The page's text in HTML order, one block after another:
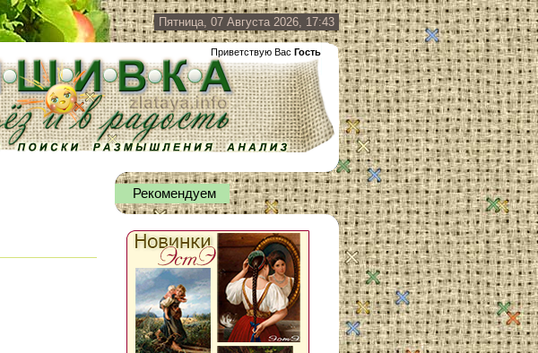
Пятница, 07 Августа 2026, 17:43
Приветствую Вас Гость
Рекомендуем